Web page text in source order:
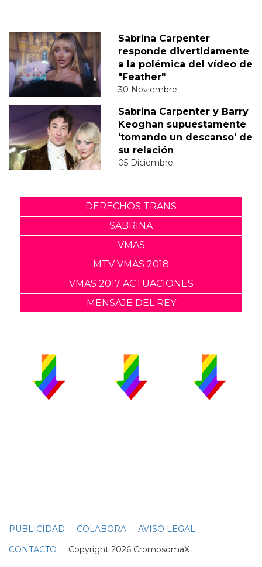
Sabrina Carpenter
responde divertidamente
a la polémica del vídeo de
"Feather"
30 Noviembre
Sabrina Carpenter y Barry
Keoghan supuestamente
'tomando un descanso' de
su relación
05 Diciembre
DERECHOS TRANS
SABRINA
VMAS
MTV VMAS 2018
VMAS 2017 ACTUACIONES
MENSAJE DEL REY
PUBLICIDAD COLABORA
AVISO LEGAL
CONTACTO Copyright 2026 CromosomaX